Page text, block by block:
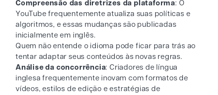
Compreensão das diretrizes da plataforma: O
YouTube frequentemente atualiza suas políticas e
algoritmos, e essas mudanças são publicadas
inicialmente em inglês.
Quem não entende o idioma pode ficar para trás ao
tentar adaptar seus conteúdos às novas regras.
Análise da concorrência: Criadores de língua
inglesa frequentemente inovam com formatos de
vídeos, estilos de edição e estratégias de